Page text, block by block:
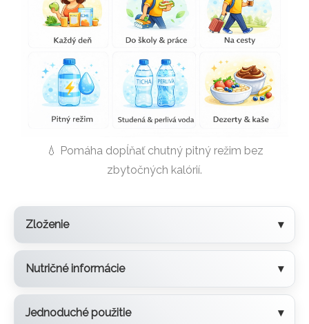
💧 Pomáha dopĺňať chutný pitný režim bez
zbytočných kalórií.
Zloženie
Nutričné informácie
Jednoduché použitie